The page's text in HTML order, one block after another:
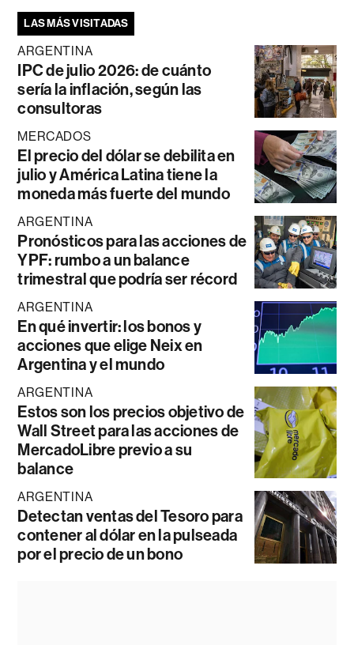
LAS MÁS VISITADAS
ARGENTINA
IPC de julio 2026: de cuánto
sería la inflación, según las
consultoras
MERCADOS
El precio del dólar se debilita en
julio y América Latina tiene la
moneda más fuerte del mundo
ARGENTINA
Pronósticos para las acciones de
YPF: rumbo a un balance
trimestral que podría ser récord
ARGENTINA
En qué invertir: los bonos y
acciones que elige Neix en
Argentina y el mundo
ARGENTINA
Estos son los precios objetivo de
Wall Street para las acciones de
MercadoLibre previo a su
balance
ARGENTINA
Detectan ventas del Tesoro para
contener al dólar en la pulseada
por el precio de un bono